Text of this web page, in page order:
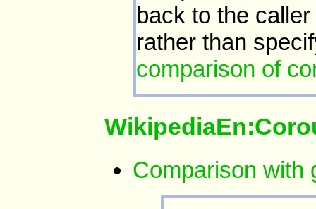
back to the
rather than
comparison of
Comparison with